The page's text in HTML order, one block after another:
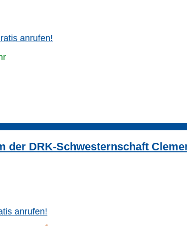
anrufen!
der DRK-Schwesternschaft
anrufen!